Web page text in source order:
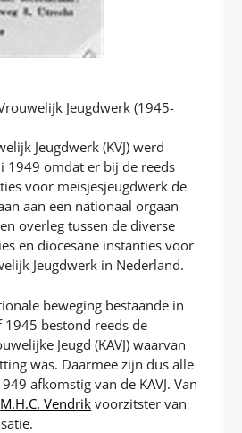
Jeugdwerk (1945-
Jeugdwerk (KVJ) werd
1949 omdat er bij de reeds
voor meisjesjeugdwerk de
aan een nationaal orgaan
overleg tussen de diverse
en diocesane instanties voor
Jeugdwerk in Nederland.
beweging bestaande in
1945 bestond reeds de
Jeugd (KAVJ) waarvan
was. Daarmee zijn dus alle
afkomstig van de KAVJ. Van
M.H.C. Vendrik voorzitster van